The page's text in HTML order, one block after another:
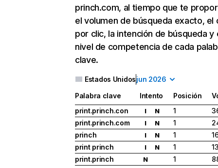
princh.com, al tiempo que te
el volumen de búsqueda exacto, el
por clic, la intención de búsqueda y
nivel de competencia de cada
clave.
Estados Unidosjun 2026
Palabra clave Intento Posición
print.princh.con
I N 1
print.princh.com
I N 1
princh
I N 1
print princh
I N 1
print.princh
N 1